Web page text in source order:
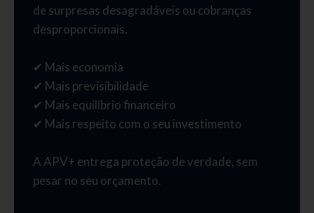
de surpresas desagradáveis ou cobranças
desproporcionais.
✔ Mais economia
✔ Mais previsibilidade
✔ Mais equilíbrio financeiro
✔ Mais respeito com o seu investimento
A APV+ entrega proteção de verdade, sem
pesar no seu orçamento.